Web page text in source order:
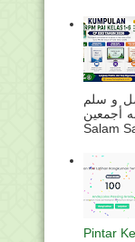
صل و سلم
أجمعين
Salam
Pintar